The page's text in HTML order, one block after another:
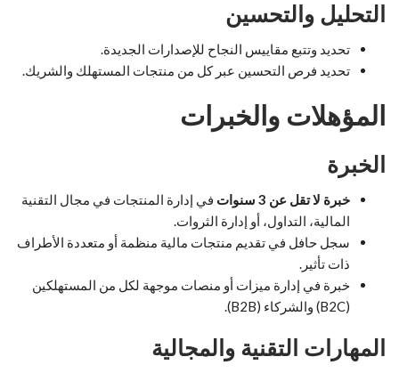
التحليل والتحسين
تحديد وتتبع مقاييس النجاح للإصدارات الجديدة.
تحديد فرص التحسين عبر كل من منتجات المستهلك والشريك.
المؤهلات والخبرات
الخبرة
خبرة لا تقل عن 3 سنوات
في إدارة المنتجات في مجال التقنية
المالية، التداول، أو إدارة الثروات.
سجل حافل في تقديم منتجات مالية منظمة أو متعددة الأطراف
ذات تأثير.
خبرة في إدارة ميزات أو منصات موجهة لكل من المستهلكين
(B2C) والشركاء (B2B).
المهارات التقنية والمجالية